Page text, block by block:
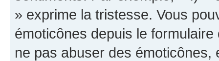
» exprime la tristesse. Vous
émoticônes depuis le
ne pas abuser des